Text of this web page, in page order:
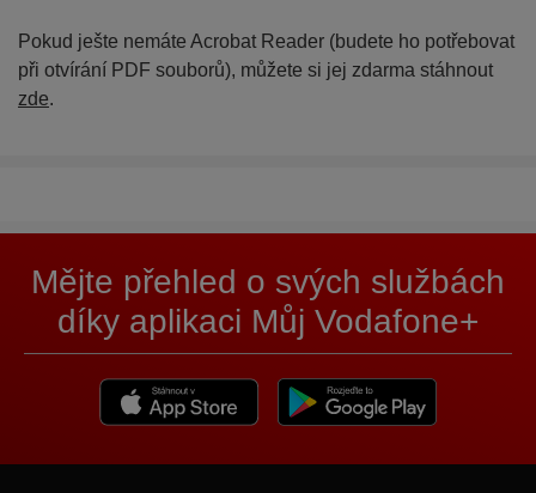
Pokud ješte nemáte Acrobat Reader (budete ho potřebovat
při otvírání PDF souborů), můžete si jej zdarma stáhnout
zde.
Mějte přehled o svých službách
díky aplikaci Můj Vodafone+